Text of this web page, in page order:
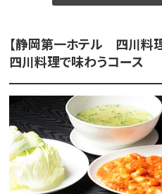
【静岡第一ホテル 四川料
四川料理で味わうコース